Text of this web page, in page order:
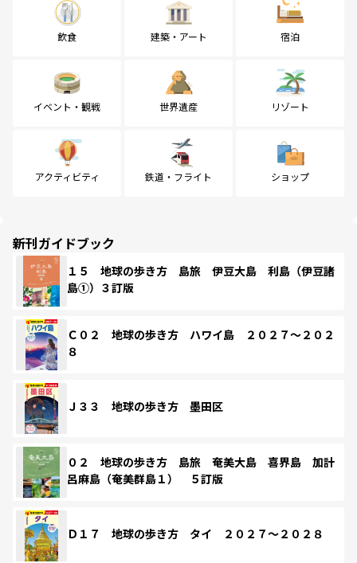
飲食 建築・アート 宿泊
イベント・観戦 世界遺産 リゾート
アクティビティ 鉄道・フライト ショップ
新刊ガイドブック
１５ 地球の歩き方 島旅 伊豆大島 利島（伊豆諸
島①）３訂版
Ｃ０２ 地球の歩き方 ハワイ島 ２０２７～２０２
８
Ｊ３３ 地球の歩き方 墨田区
０２ 地球の歩き方 島旅 奄美大島 喜界島 加計
呂麻島（奄美群島１） ５訂版
Ｄ１７ 地球の歩き方 タイ ２０２７～２０２８